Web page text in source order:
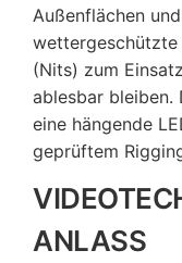
Außenflächen
(Nits) zum
ablesbar bleiben.
eine hängende
geprüftem
ANLASS